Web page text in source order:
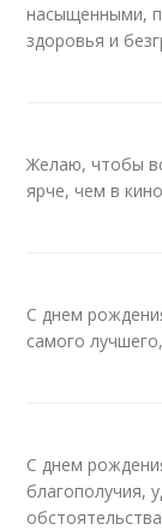
насыщенными,
здоровья и
Желаю, чтобы
ярче, чем в
С днем
самого
С днем
благополучия,